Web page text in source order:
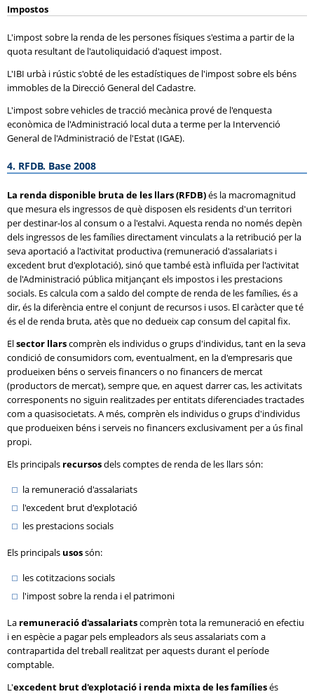
Impostos
L'impost sobre la renda de les persones físiques s'estima a partir de la
quota resultant de l'autoliquidació d'aquest impost.
L'IBI urbà i rústic s'obté de les estadístiques de l'impost sobre els béns
immobles de la Direcció General del Cadastre.
L'impost sobre vehicles de tracció mecànica prové de l'enquesta
econòmica de l'Administració local duta a terme per la Intervenció
General de l'Administració de l'Estat (IGAE).
4. RFDB. Base 2008
La renda disponible bruta de les llars (RFDB)és la macromagnitud
que mesura els ingressos de què disposen els residents d'un territori
per destinar-los al consum o a l'estalvi. Aquesta renda no només depèn
dels ingressos de les famílies directament vinculats a la retribució per la
seva aportació a l'activitat productiva (remuneració d'assalariats i
excedent brut d'explotació), sinó que també està influïda per l'activitat
de l'Administració pública mitjançant els impostos i les prestacions
socials. Es calcula com a saldo del compte de renda de les famílies, és a
dir, és la diferència entre el conjunt de recursos i usos. El caràcter que té
és el de renda bruta, atès que no dedueix cap consum del capital fix.
Elsector llarscomprèn els individus o grups d'individus, tant en la seva
condició de consumidors com, eventualment, en la d'empresaris que
produeixen béns o serveis financers o no financers de mercat
(productors de mercat), sempre que, en aquest darrer cas, les activitats
corresponents no siguin realitzades per entitats diferenciades tractades
com a quasisocietats. A més, comprèn els individus o grups d'individus
que produeixen béns i serveis no financers exclusivament per a ús final
propi.
Els principals recursosdels comptes de renda de les llars són:
la remuneració d'assalariats
l'excedent brut d'explotació
les prestacions socials
Els principals usossón:
les cotitzacions socials
l'impost sobre la renda i el patrimoni
La remuneració d'assalariatscomprèn tota la remuneració en efectiu
i en espècie a pagar pels empleadors als seus assalariats com a
contrapartida del treball realitzat per aquests durant el període
comptable.
L'excedent brut d'explotació i renda mixta de les famíliesés